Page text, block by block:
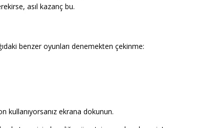
asıl kazanç bu.
benzer oyunları denemekten çekinme:
kullanıyorsanız ekrana dokunun.